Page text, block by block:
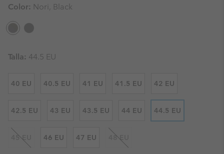
Color: Nori, Black
Talla: 44.5 EU
40 EU 40.5 EU 41 EU 41.5 EU 42 EU
42.5 EU 43 EU 43.5 EU 44 EU 44.5 EU
45 EU 46 EU 47 EU 48 EU